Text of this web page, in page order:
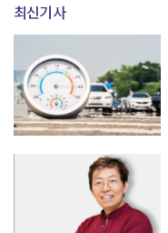
최신기사